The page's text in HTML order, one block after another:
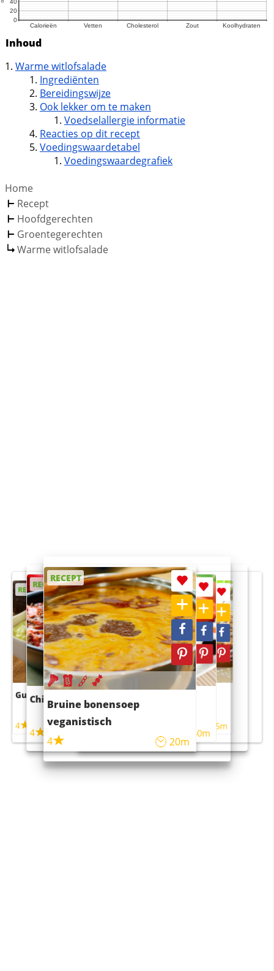
Inhoud
Warme witlofsalade
Ingrediënten
Bereidingswijze
Ook lekker om te maken
Voedselallergie informatie
Reacties op dit recept
Voedingswaardetabel
Voedingswaardegrafiek
Home
Recept
Hoofdgerechten
Groentegerechten
Warme witlofsalade
RECEPT
Guacamole
4
RECEPT
Chili con carne
4
RECEPT
Bruine bonensoep
veganistisch
4
20m
RECEPT
Sushi rijstsalade
maaltijdsalade
40m
RECEPT
4 55m